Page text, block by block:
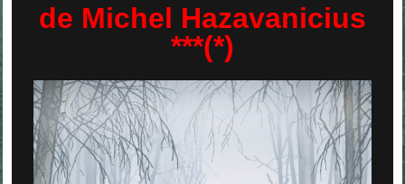
de Michel Hazavanicius
***(*)